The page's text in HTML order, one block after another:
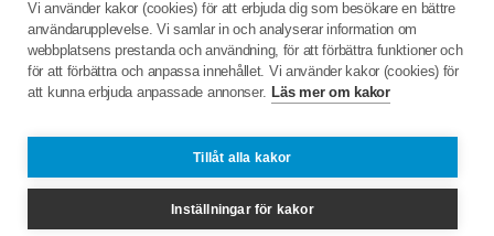
Vi använder kakor (cookies) för att erbjuda dig som besökare en bättre
användarupplevelse. Vi samlar in och analyserar information om
webbplatsens prestanda och användning, för att förbättra funktioner och
för att förbättra och anpassa innehållet. Vi använder kakor (cookies) för
att kunna erbjuda anpassade annonser. Läs mer om kakor
Tillåt alla kakor
Inställningar för kakor
Studiebesök
Övrig verksamhet
lillaparisvanersborg@spfseniorerna.se